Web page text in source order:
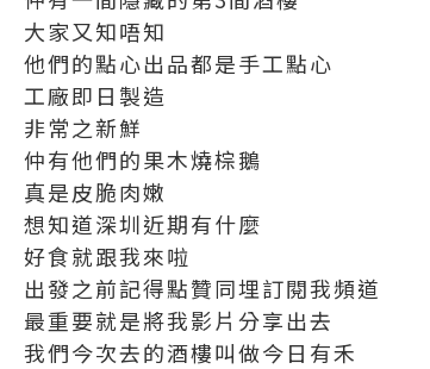
大家又知唔知
他們的點心出品都是手工點心
工廠即日製造
非常之新鮮
仲有他們的果木燒棕鵝
真是皮脆肉嫩
想知道深圳近期有什麼
好食就跟我來啦
出發之前記得點贊同埋訂閱我頻道
最重要就是將我影片分享出去
我們今次去的酒樓叫做今日有禾